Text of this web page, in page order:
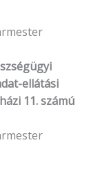
ellátási
11. számú